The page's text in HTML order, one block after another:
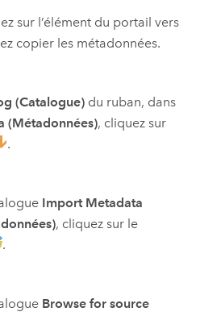
sur l’élément du portail vers
copier les métadonnées.
(Catalogue)du ruban, dans
(Métadonnées), cliquez sur
.
Import Metadata
, cliquez sur le
.
Browse for source